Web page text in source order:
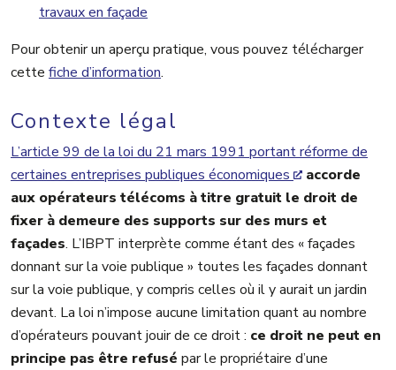
travaux en façade
Pour obtenir un aperçu pratique, vous pouvez télécharger
cette fiche d’information.
Contexte légal
L’article 99 de la loi du 21 mars 1991 portant réforme de
certaines entreprises publiques économiques
accorde
aux opérateurs télécoms à titre gratuit le droit de
fixer à demeure des supports sur des murs et
façades. L’IBPT interprète comme étant des « façades
donnant sur la voie publique » toutes les façades donnant
sur la voie publique, y compris celles où il y aurait un jardin
devant. La loi n’impose aucune limitation quant au nombre
d’opérateurs pouvant jouir de ce droit : ce droit ne peut en
principe pas être refusé par le propriétaire d’une